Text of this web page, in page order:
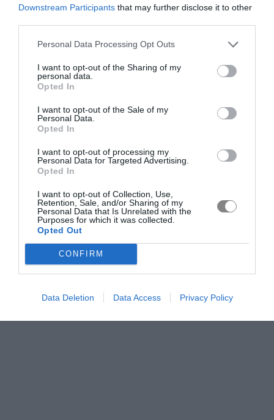
Downstream Participants that may further disclose it to other
Personal Data Processing Opt Outs
I want to opt-out of the Sharing of my
personal data.
Opted In
I want to opt-out of the Sale of my
Personal Data.
Opted In
I want to opt-out of processing my
Personal Data for Targeted Advertising.
Opted In
I want to opt-out of Collection, Use,
Retention, Sale, and/or Sharing of my
Personal Data that Is Unrelated with the
Purposes for which it was collected.
Opted Out
CONFIRM
Data Deletion Data Access Privacy Policy